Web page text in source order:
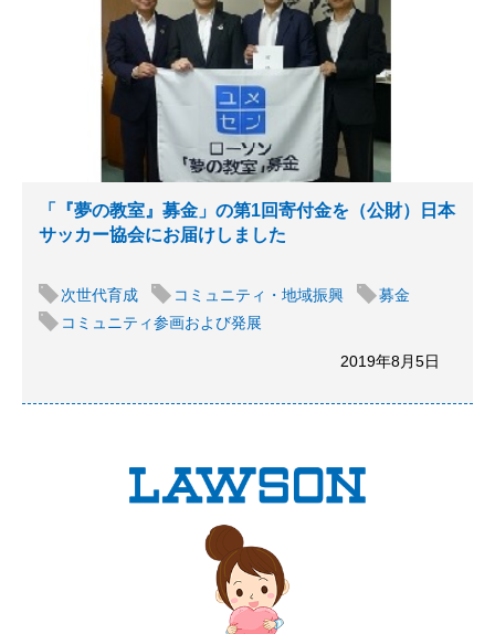
「『夢の教室』募金」の第1回寄付金を（公財）日本
サッカー協会にお届けしました
次世代育成 コミュニティ・地域振興
募金
コミュニティ参画および発展
2019年8月5日